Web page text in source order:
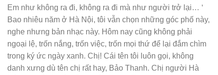
Em như không ra đi, không ra đi mà như người trở lại… ‘
Bao nhiêu năm ở Hà Nội, tôi vẫn chọn những góc phố này,
nghe nhưng bản nhạc này. Hôm nay cũng không phải
ngoại lệ, trốn nắng, trốn việc, trốn mọi thứ để lại đắm chìm
trong ký ức ngày xanh. Chị! Cái tên tôi luôn gọi, không
danh xưng dù tên chị rất hay, Bảo Thanh. Chị người Hà